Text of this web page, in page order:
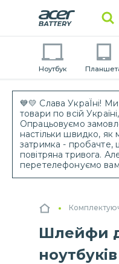
💙💛 Слава УкраЇні!
товари по всій
Опрацьовуємо
настільки швидко,
затримка - пробачте,
повітряна тривога.
перетелефонуємо
Ноутбук
Шлейфи